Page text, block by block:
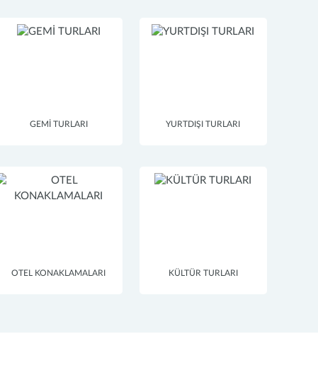
GEMİ TURLARI YURTDIŞI TURLARI
OTEL KONAKLAMALARI KÜLTÜR TURLARI